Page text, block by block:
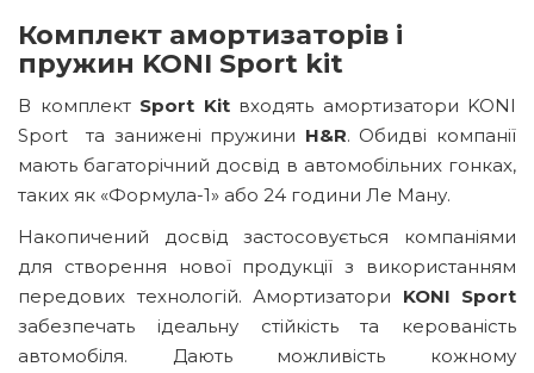
Комплект амортизаторів і
пружин KONI Sport kit
В комплект Sport Kitвходять амортизатори KONI
Sport та занижені пружини H&R. Обидві компанії
мають багаторічний досвід в автомобільних гонках,
таких як «Формула-1» або 24 години Ле Ману.
Накопичений досвід застосовується компаніями
для створення нової продукції з використанням
передових технологій. Амортизатори KONI Sport
забезпечать ідеальну стійкість та керованість
автомобіля. Дають можливість кожному